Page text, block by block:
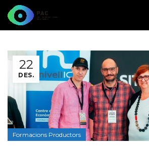
22
DES.
Formacions Productors